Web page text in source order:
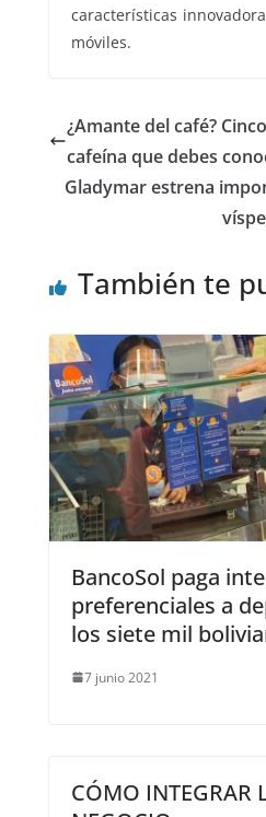
características
móviles.
¿Amante del café?
cafeína que debes
Gladymar estrena
También te
BancoSol paga
preferenciales a
los siete mil
7 junio 2021
CÓMO INTEGRAR